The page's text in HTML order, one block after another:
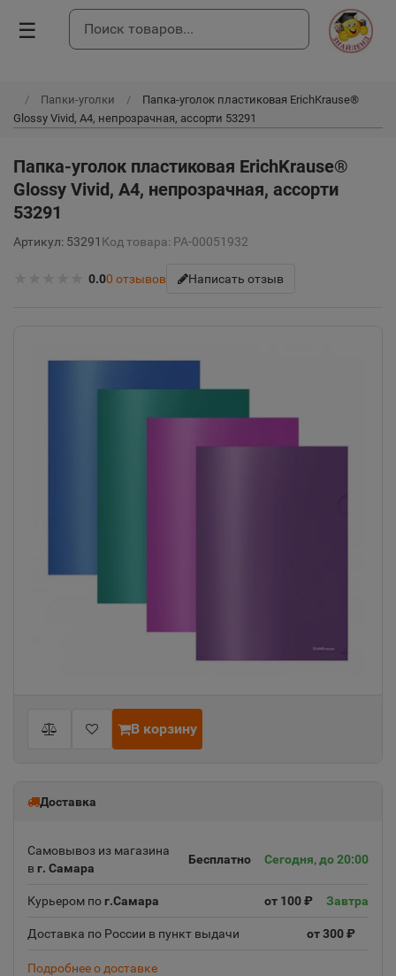
☰
Папки-уголки
Папка-уголок пластиковая ErichKrause®
Glossy Vivid, A4, непрозрачная, ассорти 53291
Папка-уголок пластиковая ErichKrause®
Glossy Vivid, A4, непрозрачная, ассорти
53291
Артикул: 53291 Код товара: РА-00051932
0.00 отзывов Написать отзыв
В корзину
Доставка
Самовывоз из магазина
в г. Самара
Бесплатно Сегодня, до 20:00
Курьером пог.Самара от 100 ₽ Завтра
Доставка по России в пункт выдачи от 300 ₽
Подробнее о доставке